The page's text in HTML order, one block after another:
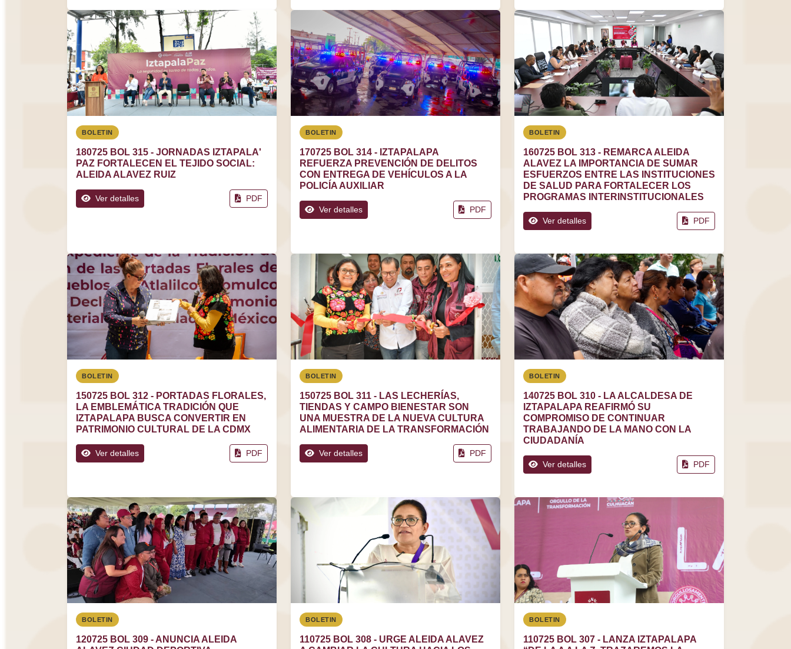
BOLETIN
180725 BOL 315 - JORNADAS IZTAPALA'
PAZ FORTALECEN EL TEJIDO SOCIAL:
ALEIDA ALAVEZ RUIZ
Ver detalles PDF
BOLETIN
170725 BOL 314 - IZTAPALAPA
REFUERZA PREVENCIÓN DE DELITOS
CON ENTREGA DE VEHÍCULOS A LA
POLICÍA AUXILIAR
Ver detalles PDF
BOLETIN
160725 BOL 313 - REMARCA ALEIDA
ALAVEZ LA IMPORTANCIA DE SUMAR
ESFUERZOS ENTRE LAS INSTITUCIONES
DE SALUD PARA FORTALECER LOS
PROGRAMAS INTERINSTITUCIONALES
Ver detalles PDF
BOLETIN
150725 BOL 312 - PORTADAS FLORALES,
LA EMBLEMÁTICA TRADICIÓN QUE
IZTAPALAPA BUSCA CONVERTIR EN
PATRIMONIO CULTURAL DE LA CDMX
Ver detalles PDF
BOLETIN
150725 BOL 311 - LAS LECHERÍAS,
TIENDAS Y CAMPO BIENESTAR SON
UNA MUESTRA DE LA NUEVA CULTURA
ALIMENTARIA DE LA TRANSFORMACIÓN
Ver detalles PDF
BOLETIN
140725 BOL 310 - LA ALCALDESA DE
IZTAPALAPA REAFIRMÓ SU
COMPROMISO DE CONTINUAR
TRABAJANDO DE LA MANO CON LA
CIUDADANÍA
Ver detalles PDF
BOLETIN
120725 BOL 309 - ANUNCIA ALEIDA
BOLETIN
110725 BOL 308 - URGE ALEIDA ALAVEZ
BOLETIN
110725 BOL 307 - LANZA IZTAPALAPA